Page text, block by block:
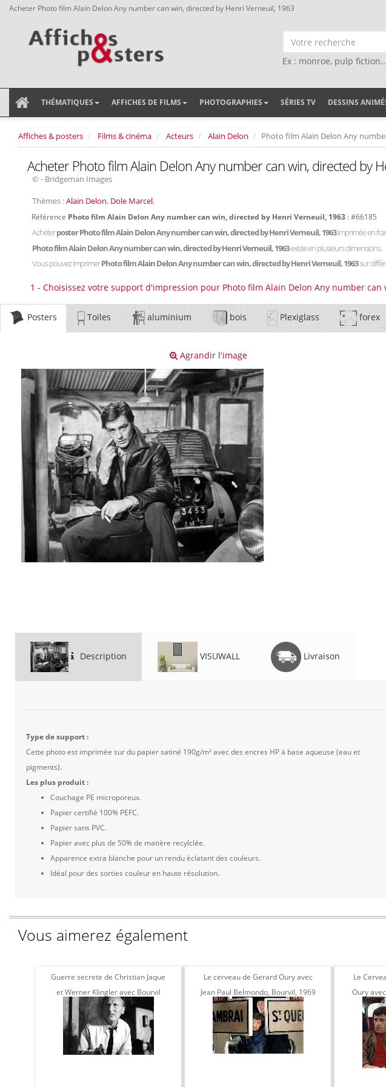
Acheter Photo film Alain Delon Any number can win, directed by Henri Verneuil, 1963
Ex : monroe, pulp
THÉMATIQUES AFFICHES DE FILMS PHOTOGRAPHIES SÉRIES TV DESSINS
Affiches & posters Films & cinéma Acteurs Alain Delon Photo film Alain Delon Any
Acheter Photo film Alain Delon Any number can win, directed by
© - Bridgeman Images
Thèmes :Alain Delon, Dole Marcel,
Référence Photo film Alain Delon Any number can win, directed by Henri Verneuil, 1963 : #66185
Acheterposter Photo film Alain Delon Any number can win, directed by Henri Verneuil, 1963imprimée en
Photo film Alain Delon Any number can win, directed by Henri Verneuil, 1963existe en plusieurs dimensions.
Vous pouvez imprimerPhoto film Alain Delon Any number can win, directed by Henri Verneuil, 1963sur
1 - Choisissez votre support d'impression pour Photo film Alain Delon Any number
Posters Toiles aluminium bois Plexiglass forex
Agrandir l'image
Description VISUWALL Livraison
Type de support :
Cette photo est imprimée sur du papier satiné 190g/m² avec des encres HP à base aqueuse (eau et
pigments).
Les plus produit :
Couchage PE microporeux.
Papier certifié 100% PEFC.
Papier sans PVC.
Papier avec plus de 50% de matière recylclée.
Apparence extra blanche pour un rendu éclatant des couleurs.
Idéal pour des sorties couleur en haute résolution.
Vous aimerez également
Guerre secrete de Christian Jaque
et Werner Klingler avec Bourvil
1965
Le cerveau de Gerard Oury avec
Jean Paul Belmondo, Bourvil, 1969
Le
Oury